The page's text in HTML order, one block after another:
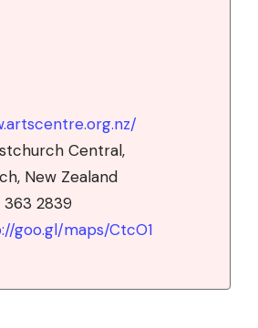
Central,
New Zealand
363 2839
goo.gl/maps/CtcO1